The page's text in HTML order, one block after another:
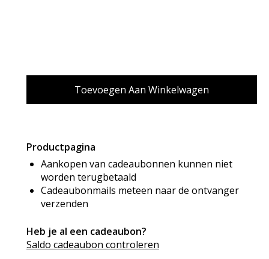
Productpagina
Aankopen van cadeaubonnen kunnen niet
worden terugbetaald
Cadeaubonmails meteen naar de ontvanger
verzenden
Heb je al een cadeaubon?
Saldo cadeaubon controleren